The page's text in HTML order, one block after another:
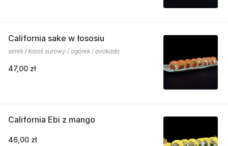
California sake w łososiu
serek / łosoś surowy / ogórek / avokado
47,00 zł
California Ebi z mango
46,00 zł